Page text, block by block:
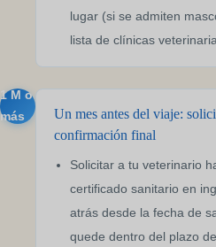
lugar (si se admiten
lista de clínicas
1 M o
más
Un mes antes del viaje:
confirmación final
Solicitar a tu veterinario
certificado sanitario en
atrás desde la fecha de
quede dentro del plazo